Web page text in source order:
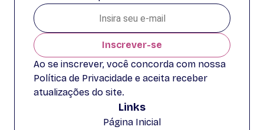
Inscrever-se
Ao se inscrever, você concorda com nossa
Política de Privacidade e aceita receber
atualizações do site.
Links
Página Inicial